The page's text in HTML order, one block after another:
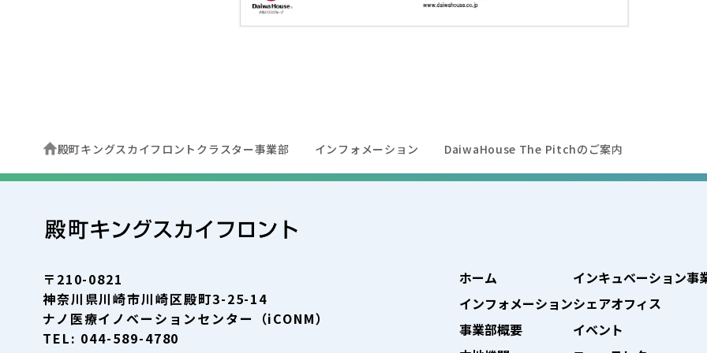
殿町キングスカイフロントクラスター事業部 インフォメーション DaiwaHouse The Pitchのご案内
〒210-0821
神奈川県川崎市川崎区殿町3-25-14
ナノ医療イノベーションセンター（iCONM）
TEL: 044-589-4780
ホーム
インフォメーション
事業部概要
インキュベーション事
シェアオフィス
イベント